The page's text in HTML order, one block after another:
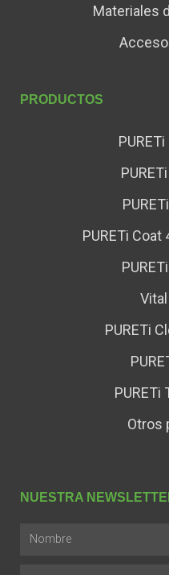
Materiales
PRODUCTOS
PURETi
PURETi
PURETi
Otros
NUESTRA